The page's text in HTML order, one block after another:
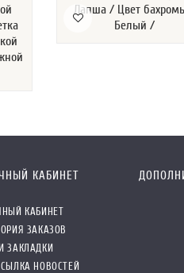
Лапша / Цвет
Белый /
КАБИНЕТ
КАБИНЕТ
ЗАКАЗОВ
ЗАКЛАДКИ
НОВОСТЕЙ